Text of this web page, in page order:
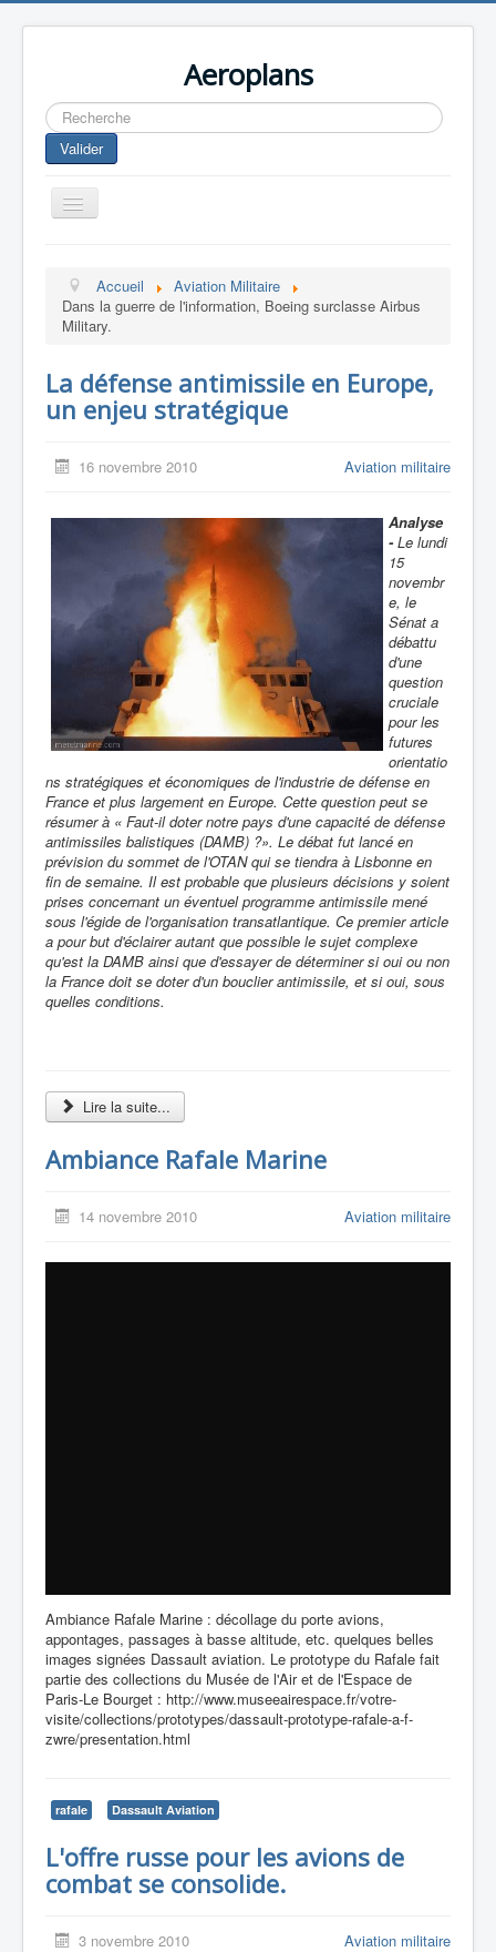
Aeroplans
Rechercher
Valider
Toggle
Navigation
Aviation Commerciale
Aviation d'Affaire
Aviation Militaire
Europespace
Accueil
Aviation Militaire
Dans la guerre de l'information, Boeing surclasse Airbus
Military.
La défense antimissile en Europe,
un enjeu stratégique
16 novembre 2010 Aviation militaire
Analyse
-Le lundi
15
novembr
e, le
Sénat a
débattu
d'une
question
cruciale
pour les
futures
orientatio
ns stratégiques et économiques de l'industrie de défense en
France et plus largement en Europe. Cette question peut se
résumer à « Faut-il doter notre pays d'une capacité de défense
antimissiles balistiques (DAMB) ?». Le débat fut lancé en
prévision du sommet de l'OTAN qui se tiendra à Lisbonne en
fin de semaine. Il est probable que plusieurs décisions y soient
prises concernant un éventuel programme antimissile mené
sous l'égide de l'organisation transatlantique. Ce premier article
a pour but d'éclairer autant que possible le sujet complexe
qu'est la DAMB ainsi que d'essayer de déterminer si oui ou non
la France doit se doter d'un bouclier antimissile, et si oui, sous
quelles conditions.
Lire la suite...
Ambiance Rafale Marine
14 novembre 2010 Aviation militaire
Ambiance Rafale Marine : décollage du porte avions,
appontages, passages à basse altitude, etc. quelques belles
images signées Dassault aviation. Le prototype du Rafale fait
partie des collections du Musée de l'Air et de l'Espace de
Paris-Le Bourget : http://www.museeairespace.fr/votre-
visite/collections/prototypes/dassault-prototype-rafale-a-f-
zwre/presentation.html
rafale Dassault Aviation
L'offre russe pour les avions de
combat se consolide.
3 novembre 2010 Aviation militaire